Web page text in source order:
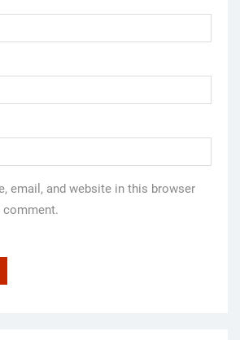
email, and website in this browser